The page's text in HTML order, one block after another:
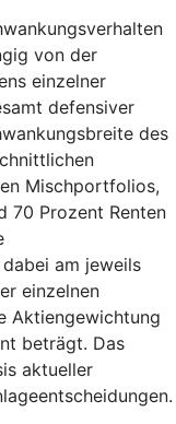
von der
einzelner
defensiver
des
Mischportfolios,
70 Prozent Renten
am jeweils
einzelnen
Aktiengewichtung
beträgt. Das
aktueller